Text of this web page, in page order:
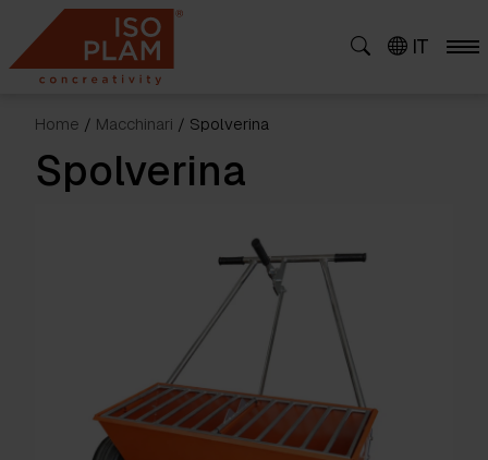
content
IT
Home / Macchinari / Spolverina
Spolverina